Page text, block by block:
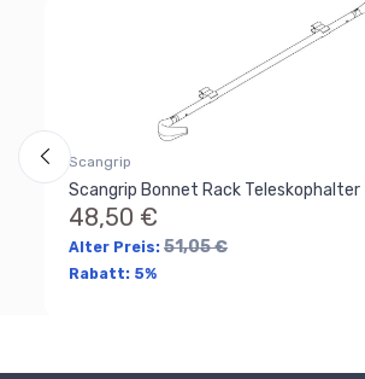
Scangrip
Scangrip Bonnet Rack Teleskophalter
48,50 €
Alter Preis: 51,05 €
Rabatt: 5%